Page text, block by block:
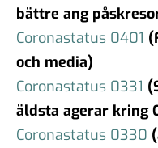
bättre ang
Coronastatus 0401
och media)
Coronastatus 0331
äldsta agerar kring
Coronastatus 0330